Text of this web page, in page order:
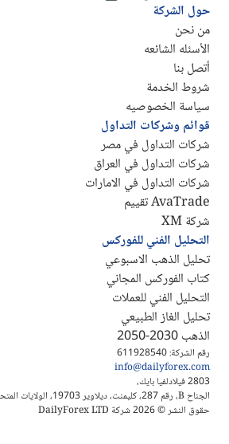
رقم الشركة: 611928540
info@dailyforex.com
2803 فيلادلفيا بايك،
الجناح B، رقم 287، كليمنت، ديلاوير 19703، الولايات المتحدة الأمريكية
حقوق النشر © 2026 شركة DailyForex LTD
حول الشركة
من نحن
الأسئله الشائعه
أتصل بنا
شروط الخدمة
سياسة الخصوصيه
قوائم وشركات التداول
شركات التداول في مصر
شركات التداول في العراق
شركات التداول في الامارات
AvaTrade تقييم
شركة XM
التحليل الفني للفوركس
تحليل الذهب الاسبوعي
كتاب الفوركس المجاني
التحليل الفني للعملات
تحليل الغاز الطبيعي
الذهب 2030-2050